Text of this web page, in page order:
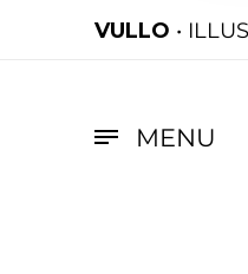
VULLO •
MENU